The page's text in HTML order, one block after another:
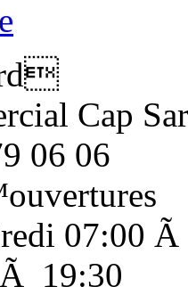
Cap
06 06
07:00
19:30